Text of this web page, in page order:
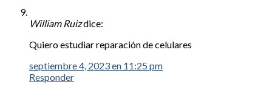
William Ruizdice:
Quiero estudiar reparación de celulares
septiembre 4, 2023 en 11:25 pm
Responder